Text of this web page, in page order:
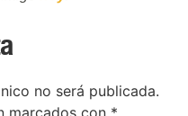
no será publicada.